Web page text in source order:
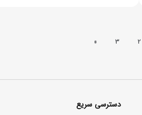
2
3
»
دسترسی سریع